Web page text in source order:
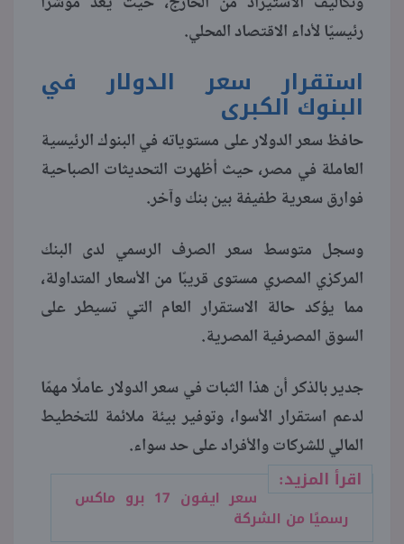
رئيسيًا لأداء الاقتصاد المحلي.
استقرار سعر الدولار في
البنوك الكبرى
حافظ سعر الدولار على مستوياته في البنوك الرئيسية
العاملة في مصر، حيث أظهرت التحديثات الصباحية
فوارق سعرية طفيفة بين بنك وآخر.
وسجل متوسط سعر الصرف الرسمي لدى البنك
المركزي المصري مستوى قريبًا من الأسعار المتداولة،
مما يؤكد حالة الاستقرار العام التي تسيطر على
السوق المصرفية المصرية.
جدير بالذكر أن هذا الثبات في سعر الدولار عاملًا مهمًا
لدعم استقرار الأسوا، وتوفير بيئة ملائمة للتخطيط
المالي للشركات والأفراد على حد سواء.
اقرأ المزيد:
سعر ايفون 17 برو ماكس
رسميًا من الشركة